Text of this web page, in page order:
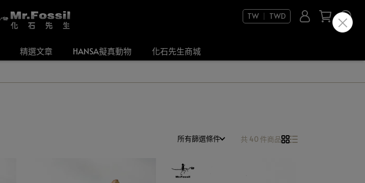
TW ｜ TWD
精選文章 HANSA擬真動物 化石先生商城
所有篩選條件 共 40 件商品